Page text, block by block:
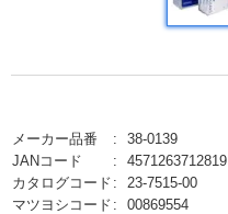
メーカー品番
38-0139
JANコード
4571263712819
カタログコード
23-7515-00
マツヨシコード
00869554